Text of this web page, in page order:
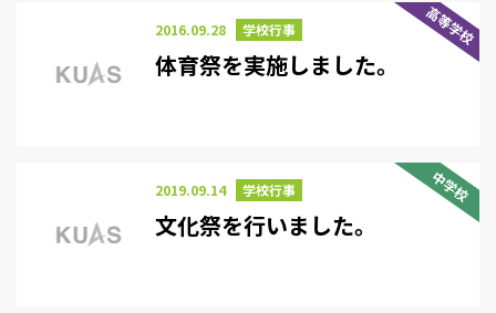
高等学校
2016.09.28 学校行事
体育祭を実施しました。
中学校
2019.09.14 学校行事
文化祭を行いました。